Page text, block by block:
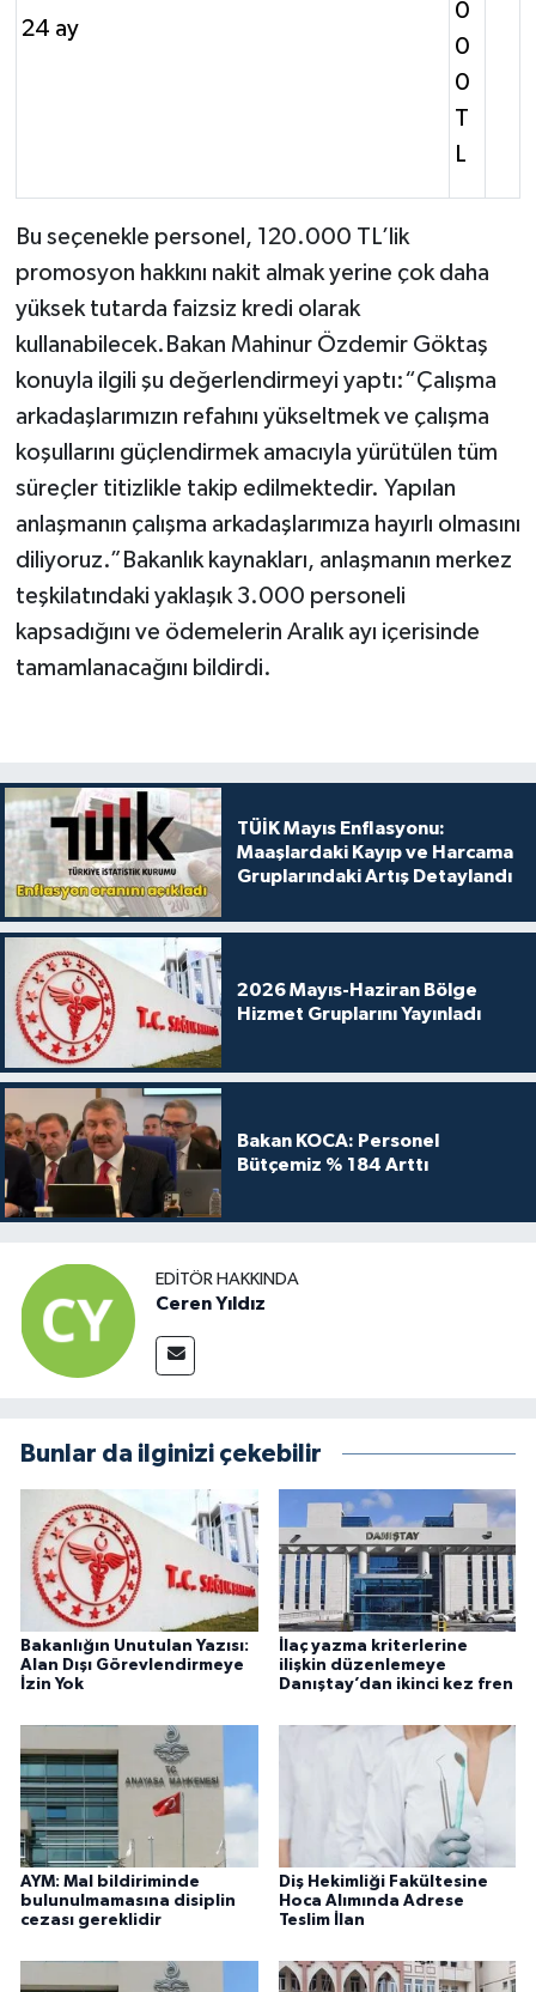
24 ay
0
0
0
T
L
Bu seçenekle personel, 120.000 TL’lik
promosyon hakkını nakit almak yerine çok daha
yüksek tutarda faizsiz kredi olarak
kullanabilecek.Bakan Mahinur Özdemir Göktaş
konuyla ilgili şu değerlendirmeyi yaptı:“Çalışma
arkadaşlarımızın refahını yükseltmek ve çalışma
koşullarını güçlendirmek amacıyla yürütülen tüm
süreçler titizlikle takip edilmektedir. Yapılan
anlaşmanın çalışma arkadaşlarımıza hayırlı olmasını
diliyoruz.”Bakanlık kaynakları, anlaşmanın merkez
teşkilatındaki yaklaşık 3.000 personeli
kapsadığını ve ödemelerin Aralık ayı içerisinde
tamamlanacağını bildirdi.
TÜİK Mayıs Enflasyonu:
Maaşlardaki Kayıp ve Harcama
Gruplarındaki Artış Detaylandı
2026 Mayıs-Haziran Bölge
Hizmet Gruplarını Yayınladı
Bakan KOCA: Personel
Bütçemiz % 184 Arttı
EDITÖR HAKKINDA
Ceren Yıldız
Bunlar da ilginizi çekebilir
Bakanlığın Unutulan Yazısı:
Alan Dışı Görevlendirmeye
İzin Yok
İlaç yazma kriterlerine
ilişkin düzenlemeye
Danıştay’dan ikinci kez fren
AYM: Mal bildiriminde
bulunulmamasına disiplin
cezası gereklidir
Diş Hekimliği Fakültesine
Hoca Alımında Adrese
Teslim İlan